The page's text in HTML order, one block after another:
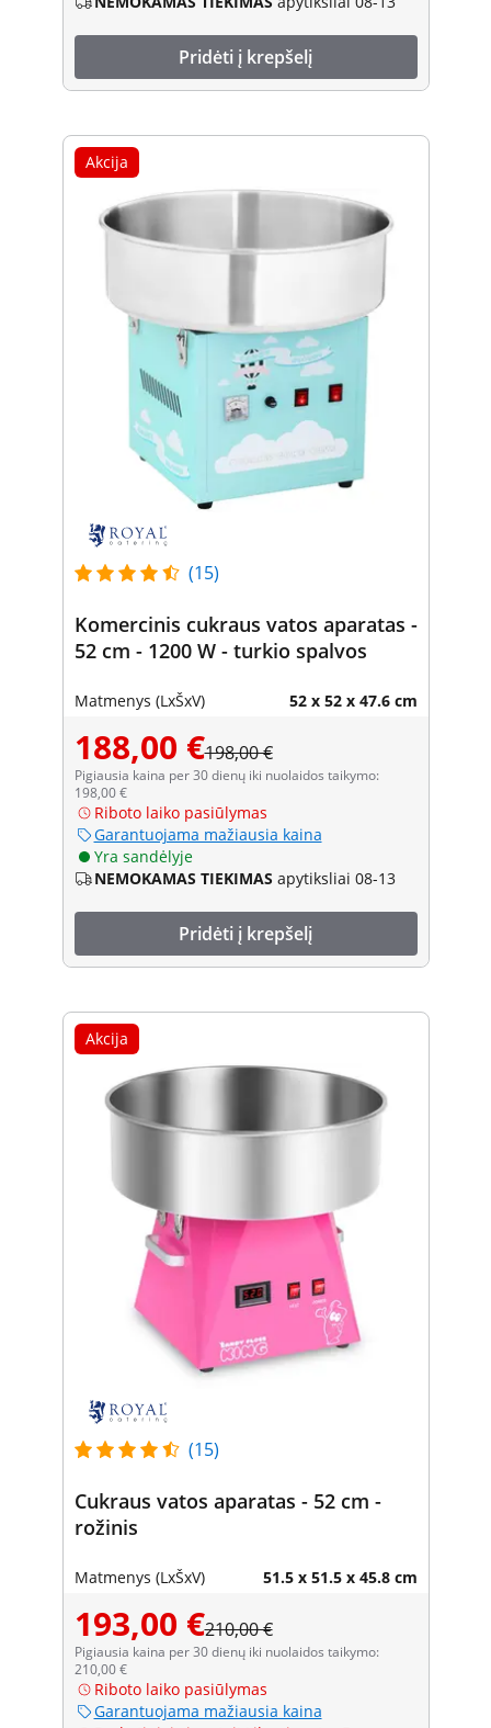
Pridėti į krepšelį
Akcija
(15)
Komercinis cukraus vatos aparatas -
52 cm - 1200 W - turkio spalvos
Matmenys (LxŠxV) 52 x 52 x 47.6 cm
188,00 €198,00 €
Pigiausia kaina per 30 dienų iki nuolaidos taikymo:
198,00 €
Riboto laiko pasiūlymas
Garantuojama mažiausia kaina
Yra sandėlyje
NEMOKAMAS TIEKIMAS apytiksliai 08-13
Pridėti į krepšelį
Akcija
(15)
Cukraus vatos aparatas - 52 cm -
rožinis
Matmenys (LxŠxV) 51.5 x 51.5 x 45.8 cm
193,00 €210,00 €
Pigiausia kaina per 30 dienų iki nuolaidos taikymo:
210,00 €
Riboto laiko pasiūlymas
Garantuojama mažiausia kaina